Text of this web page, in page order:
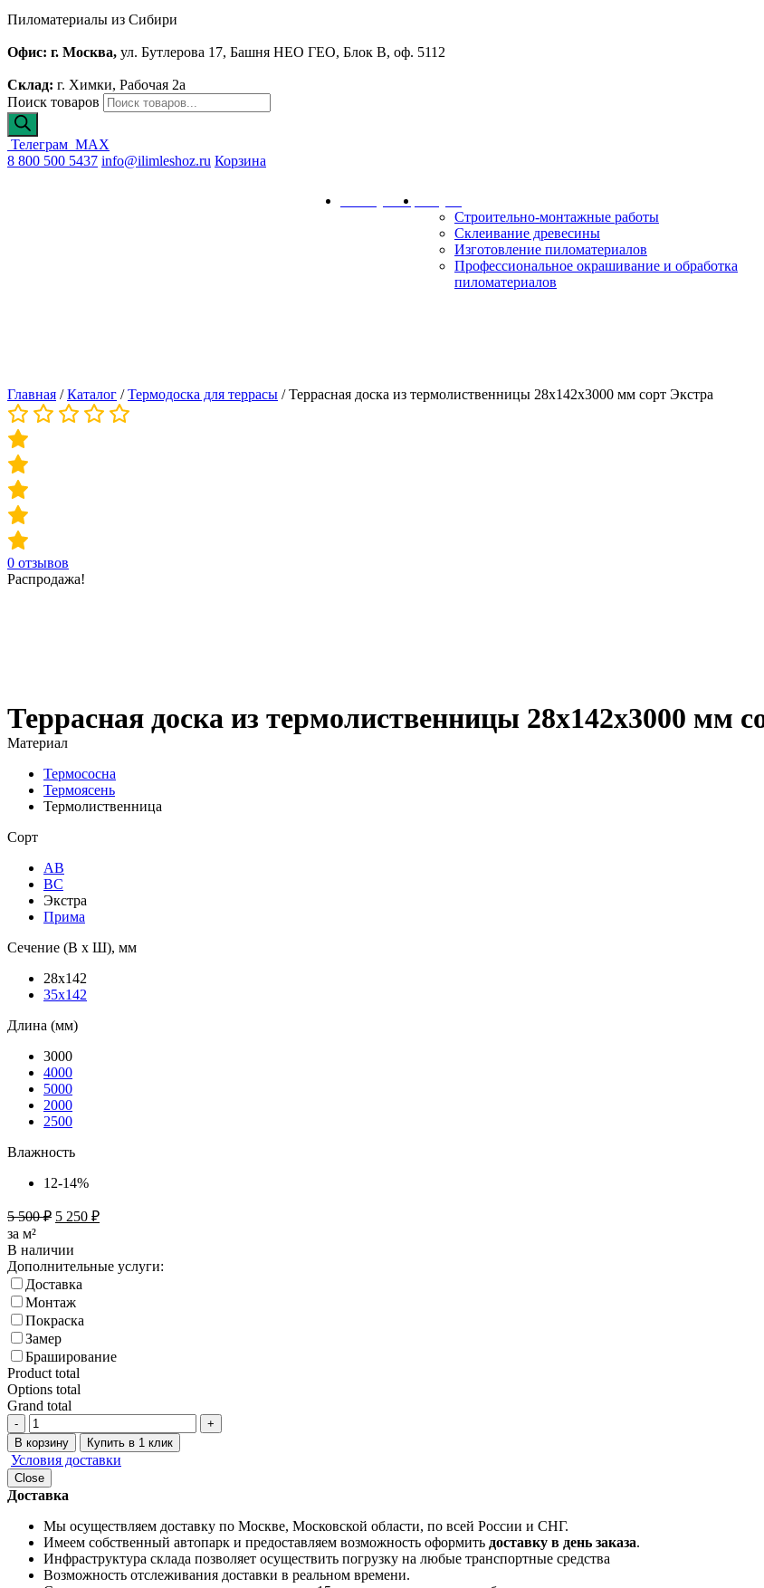
Пиломатериалы из Сибири
Офис: г. Москва, ул. Бутлерова 17, Башня НЕО ГЕО, Блок В, оф. 5112
Склад: г. Химки, Рабочая 2а
Поиск товаров
Телеграм MAX
8 800 500 5437 info@ilimleshoz.ru Корзина
Калькулятор
Строительно-монтажные работы
Склеивание древесины
Изготовление пиломатериалов
Профессиональное окрашивание и обработка
пиломатериалов
Главная /Каталог /Термодоска для террасы /Террасная доска из термолиственницы 28х142х3000 мм сорт Экстра
0 отзывов
Распродажа!
Террасная доска из термолиственницы 28х142х3000 мм
Материал
Термососна
Термоясень
Термолиственница
Сорт
АВ
ВС
Экстра
Прима
Сечение (В х Ш), мм
28х142
35х142
Длина (мм)
3000
4000
5000
2000
2500
Влажность
12-14%
5 500₽ 5 250 ₽
за м²
В наличии
Дополнительные услуги:
Доставка
Монтаж
Покраска
Замер
Браширование
Product total
Options total
Grand total
-
+
В корзину
Купить в 1 клик
Условия доставки
Close
Доставка
Мы осуществляем доставку по Москве, Московской области, по всей России и СНГ.
Имеем собственный автопарк и предоставляем возможность оформить доставку в день заказа.
Инфраструктура склада позволяет осуществить погрузку на любые транспортные средства
Возможность отслеживания доставки в реальном времени.